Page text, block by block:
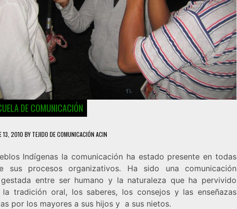
DE COMUNICACIÓN
13, 2010 BY TEJIDO DE COMUNICACIÓN ACIN
Indígenas la comunicación ha estado presente en todas
sus procesos organizativos. Ha sido una comunicación
gestada entre ser humano y la naturaleza que ha pervivido
tradición oral, los saberes, los consejos y las enseñazas
por los mayores a sus hijos y a sus nietos.